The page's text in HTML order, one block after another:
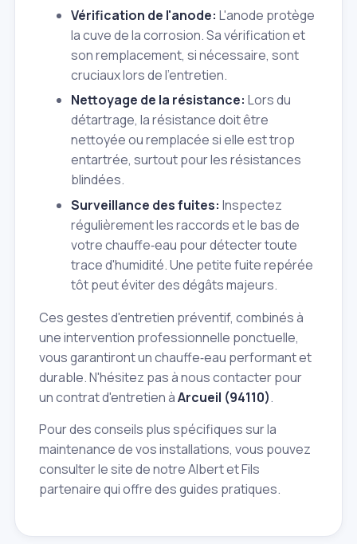
Vérification de l'anode: L'anode protège
la cuve de la corrosion. Sa vérification et
son remplacement, si nécessaire, sont
cruciaux lors de l'entretien.
Nettoyage de la résistance: Lors du
détartrage, la résistance doit être
nettoyée ou remplacée si elle est trop
entartrée, surtout pour les résistances
blindées.
Surveillance des fuites: Inspectez
régulièrement les raccords et le bas de
votre chauffe‑eau pour détecter toute
trace d'humidité. Une petite fuite repérée
tôt peut éviter des dégâts majeurs.
Ces gestes d'entretien préventif, combinés à
une intervention professionnelle ponctuelle,
vous garantiront un chauffe‑eau performant et
durable. N'hésitez pas à nous contacter pour
un contrat d'entretien àArcueil (94110).
Pour des conseils plus spécifiques sur la
maintenance de vos installations, vous pouvez
consulter le site de notre Albert et Fils
partenaire qui offre des guides pratiques.